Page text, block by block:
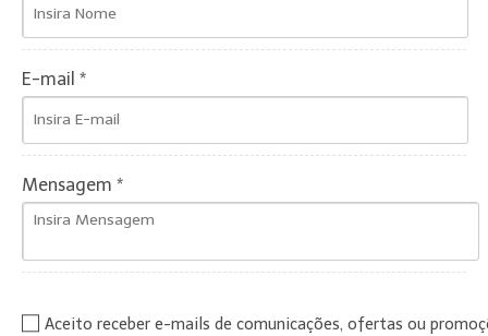
E-mail *
Mensagem *
Aceito receber e-mails de comunicações, ofertas ou